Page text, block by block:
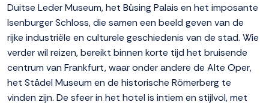
Duitse Leder Museum, het Büsing Palais en het imposante
Isenburger Schloss, die samen een beeld geven van de
rijke industriële en culturele geschiedenis van de stad. Wie
verder wil reizen, bereikt binnen korte tijd het bruisende
centrum van Frankfurt, waar onder andere de Alte Oper,
het Städel Museum en de historische Römerberg te
vinden zijn. De sfeer in het hotel is intiem en stijlvol, met